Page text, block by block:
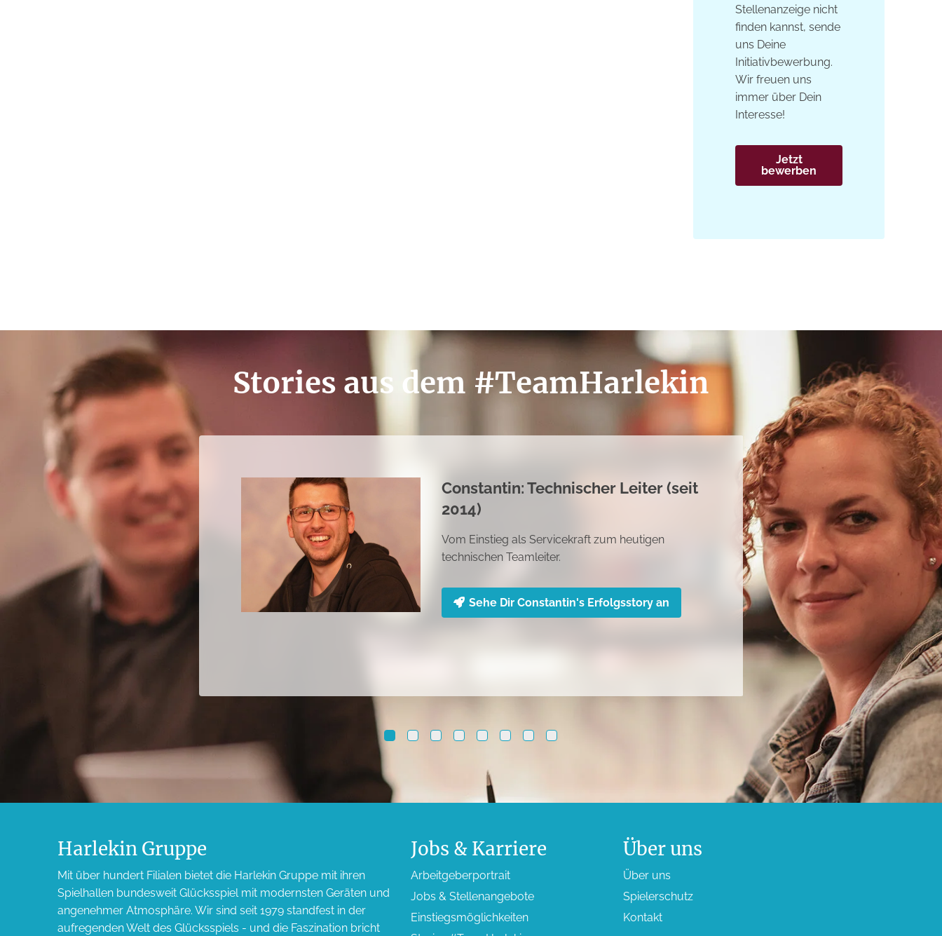
Stellenanzeige nicht
finden kannst, sende
uns Deine
Initiativbewerbung.
Wir freuen uns
immer über Dein
Interesse!
Jetzt
bewerben
Stories aus dem #TeamHarlekin
Leiter (seit
Erfolgsstory an
Mariana: Hallenleitung (seit 2010)
Begonnen als Reinigungskraft, dann im Service
tätig und heute Hallenleiterin
Harlekin Gruppe
Mit über hundert Filialen bietet die Harlekin Gruppe mit ihren
Spielhallen bundesweit Glücksspiel mit modernsten Geräten und
angenehmer Atmosphäre. Wir sind seit 1979 standfest in der
aufregenden Welt des Glücksspiels - und die Faszination bricht
Jobs & Karriere
Arbeitgeber­portrait
Jobs & Stellen­angebote
Einstiegs­möglichkeiten
Über uns
Über uns
Spieler­schutz
Kontakt